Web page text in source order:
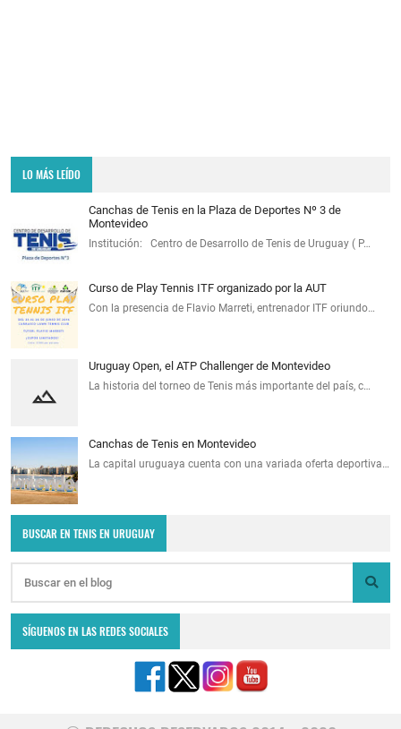
LO MÁS LEÍDO
Canchas de Tenis en la Plaza de Deportes Nº 3 de
Montevideo
Institución: Centro de Desarrollo de Tenis de Uruguay ( P…
Curso de Play Tennis ITF organizado por la AUT
Con la presencia de Flavio Marreti, entrenador ITF oriundo…
Uruguay Open, el ATP Challenger de Montevideo
La historia del torneo de Tenis más importante del país, c…
Canchas de Tenis en Montevideo
La capital uruguaya cuenta con una variada oferta deportiva…
BUSCAR EN TENIS EN URUGUAY
SÍGUENOS EN LAS REDES SOCIALES